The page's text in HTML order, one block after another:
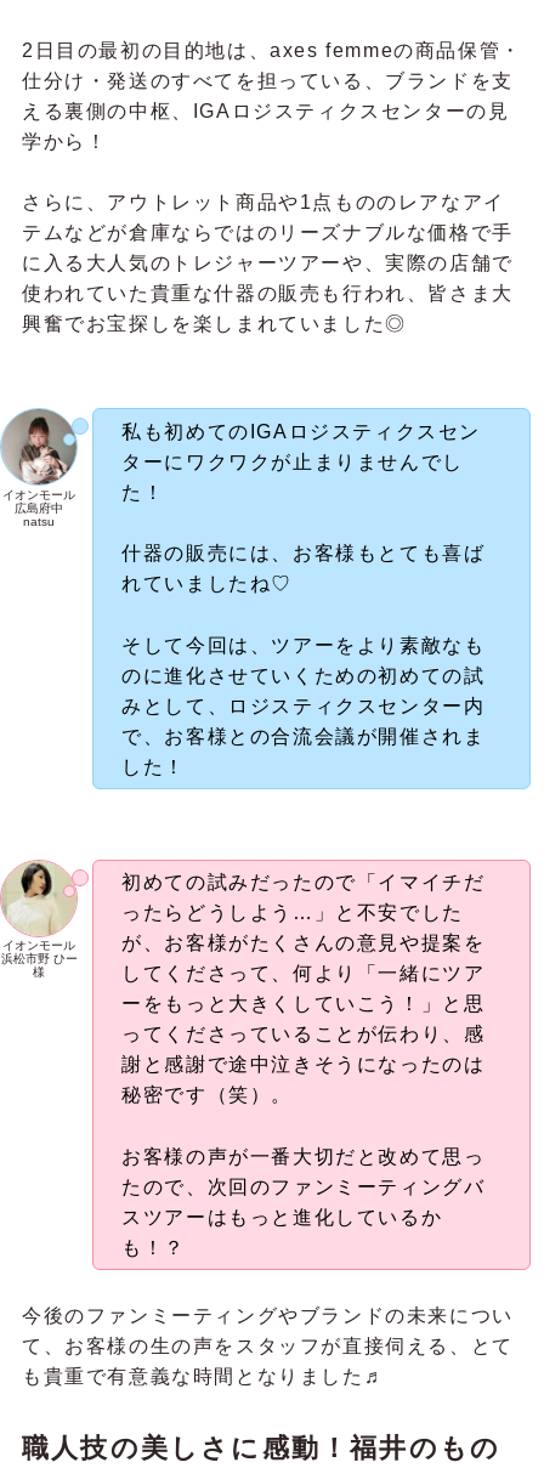
2日目の最初の目的地は、axes femmeの商品保管・
仕分け・発送のすべてを担っている、ブランドを支
える裏側の中枢、IGAロジスティクスセンターの見
学から！
さらに、アウトレット商品や1点もののレアなアイ
テムなどが倉庫ならではのリーズナブルな価格で手
に入る大人気のトレジャーツアーや、実際の店舗で
使われていた貴重な什器の販売も行われ、皆さま大
興奮でお宝探しを楽しまれていました◎
私も初めてのIGAロジスティクスセン
ターにワクワクが止まりませんでし
什器の販売には、お客様もとても喜ば
れていましたね♡
そして今回は、ツアーをより素敵なも
のに進化させていくための初めての試
みとして、ロジスティクスセンター内
で、お客様との合流会議が開催されま
した！